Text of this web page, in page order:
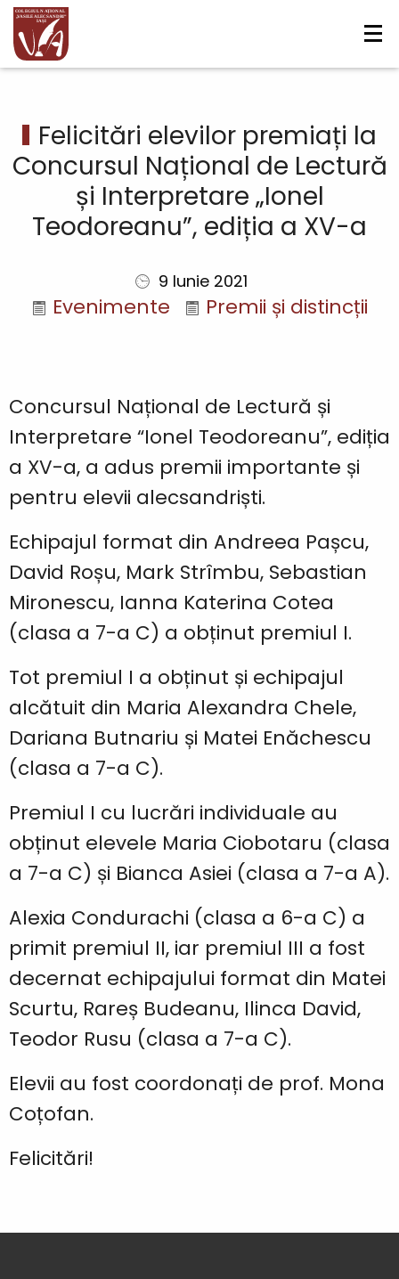
Mergi la conţinutul principal
Navigare
principală
Felicitări elevilor premiați la
Concursul Național de Lectură
și Interpretare „Ionel
Teodoreanu”, ediția a XV-a
9 Iunie 2021
Evenimente Premii și distincții
Concursul Național de Lectură și
Interpretare “Ionel Teodoreanu”, ediția
a XV-a, a adus premii importante și
pentru elevii alecsandriști.
Echipajul format din Andreea Pașcu,
David Roșu, Mark Strîmbu, Sebastian
Mironescu, Ianna Katerina Cotea
(clasa a 7-a C) a obținut premiul I.
Tot premiul I a obținut și echipajul
alcătuit din Maria Alexandra Chele,
Dariana Butnariu și Matei Enăchescu
(clasa a 7-a C).
Premiul I cu lucrări individuale au
obținut elevele Maria Ciobotaru (clasa
a 7-a C) și Bianca Asiei (clasa a 7-a A).
Alexia Condurachi (clasa a 6-a C) a
primit premiul II, iar premiul III a fost
decernat echipajului format din Matei
Scurtu, Rareș Budeanu, Ilinca David,
Teodor Rusu (clasa a 7-a C).
Elevii au fost coordonați de prof. Mona
Coțofan.
Felicitări!